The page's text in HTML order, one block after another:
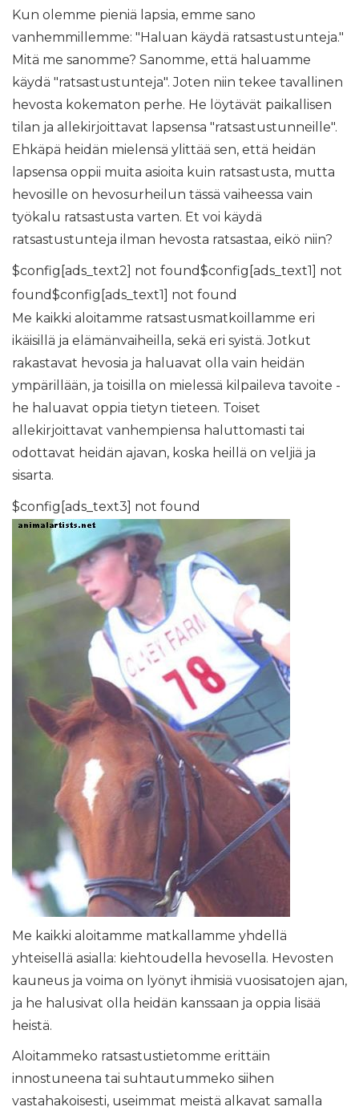
Kun olemme pieniä lapsia, emme sano
vanhemmillemme: "Haluan käydä ratsastustunteja."
Mitä me sanomme? Sanomme, että haluamme
käydä "ratsastustunteja". Joten niin tekee tavallinen
hevosta kokematon perhe. He löytävät paikallisen
tilan ja allekirjoittavat lapsensa "ratsastustunneille".
Ehkäpä heidän mielensä ylittää sen, että heidän
lapsensa oppii muita asioita kuin ratsastusta, mutta
hevosille on hevosurheilun tässä vaiheessa vain
työkalu ratsastusta varten. Et voi käydä
ratsastustunteja ilman hevosta ratsastaa, eikö niin?
$config[ads_text2] not found$config[ads_text1] not
found$config[ads_text1] not found
Me kaikki aloitamme ratsastusmatkoillamme eri
ikäisillä ja elämänvaiheilla, sekä eri syistä. Jotkut
rakastavat hevosia ja haluavat olla vain heidän
ympärillään, ja toisilla on mielessä kilpaileva tavoite -
he haluavat oppia tietyn tieteen. Toiset
allekirjoittavat vanhempiensa haluttomasti tai
odottavat heidän ajavan, koska heillä on veljiä ja
sisarta.
$config[ads_text3] not found
Me kaikki aloitamme matkallamme yhdellä
yhteisellä asialla: kiehtoudella hevosella. Hevosten
kauneus ja voima on lyönyt ihmisiä vuosisatojen ajan,
ja he halusivat olla heidän kanssaan ja oppia lisää
heistä.
Aloitammeko ratsastustietomme erittäin
innostuneena tai suhtautummeko siihen
vastahakoisesti, useimmat meistä alkavat samalla